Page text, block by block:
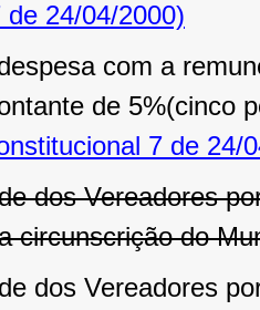
24/04/2000)
com a
de 5%(cinco
7 de 24/
dos Vereadores
circunscrição do
dos Vereadores